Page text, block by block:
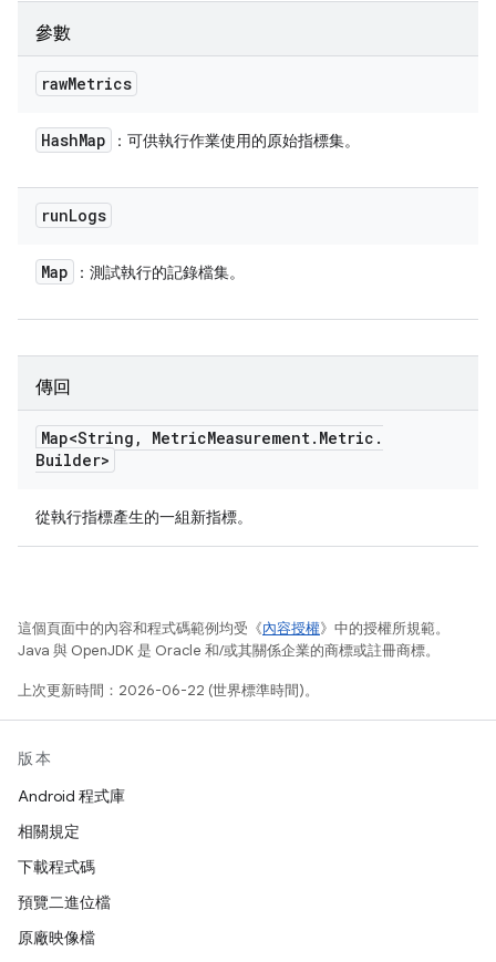
參數
rawMetrics
HashMap ：可供執行作業使用的原始指標集。
runLogs
Map ：測試執行的記錄檔集。
傳回
Map<String , MetricMeasurement. Metric .
Builder>
從執行指標產生的一組新指標。
這個頁面中的內容和程式碼範例均受《內容授權》中的授權所規範。
Java 與 OpenJDK 是 Oracle 和/或其關係企業的商標或註冊商標。
上次更新時間：2026-06-22 (世界標準時間)。
版本
Android 程式庫
相關規定
下載程式碼
預覽二進位檔
原廠映像檔